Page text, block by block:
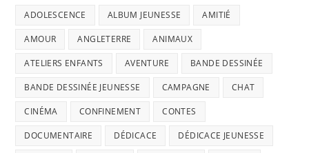
ADOLESCENCE ALBUM JEUNESSE AMITIÉ
AMOUR ANGLETERRE ANIMAUX
ATELIERS ENFANTS AVENTURE BANDE DESSINÉE
BANDE DESSINÉE JEUNESSE CAMPAGNE CHAT
CINÉMA CONFINEMENT CONTES
DOCUMENTAIRE DÉDICACE DÉDICACE JEUNESSE